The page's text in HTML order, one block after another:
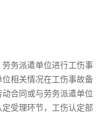
务派遣单位进行工伤事
相关情况在工伤事故备
合同或与劳务派遣单位
受理环节，工伤认定部